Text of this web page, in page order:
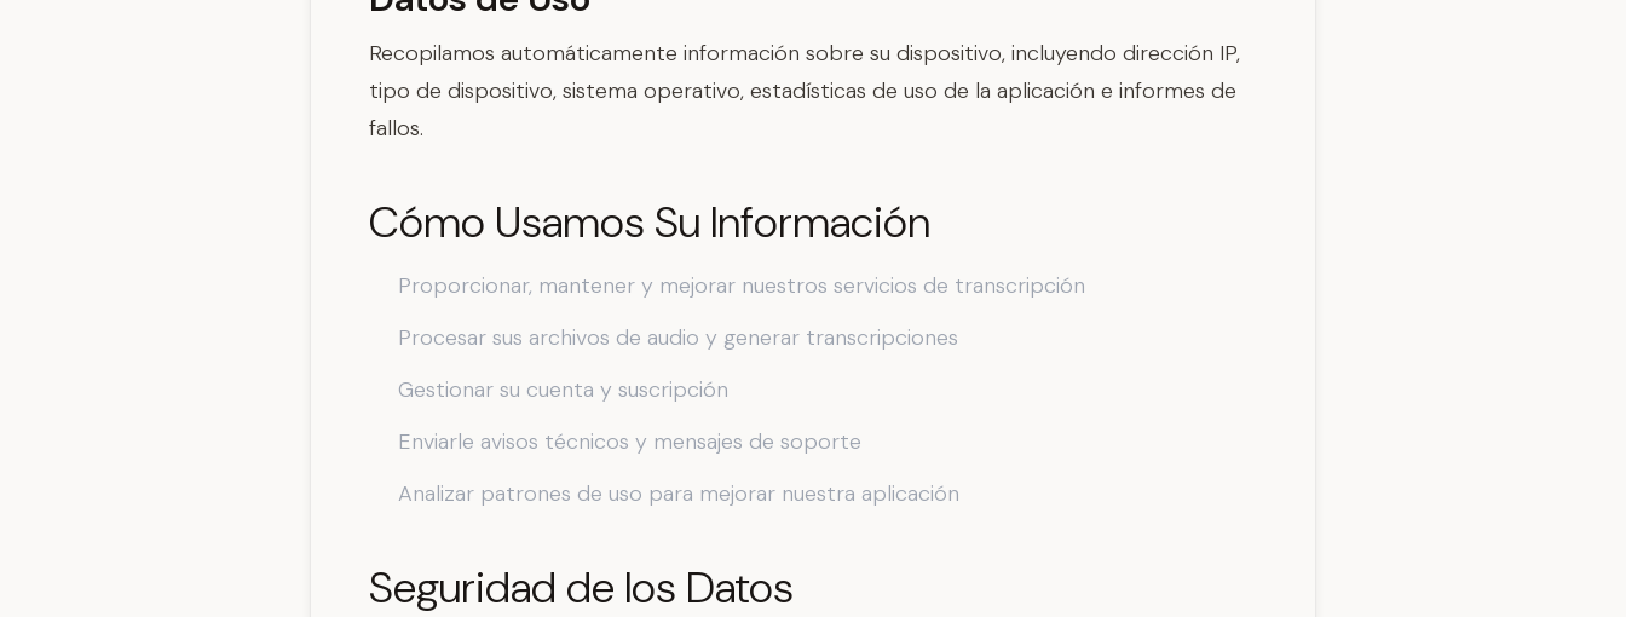
Recopilamos automáticamente información sobre su dispositivo, incluyendo dirección IP,
tipo de dispositivo, sistema operativo, estadísticas de uso de la aplicación e informes de
fallos.
Cómo Usamos Su Información
Proporcionar, mantener y mejorar nuestros servicios de transcripción
Procesar sus archivos de audio y generar transcripciones
Gestionar su cuenta y suscripción
Enviarle avisos técnicos y mensajes de soporte
Analizar patrones de uso para mejorar nuestra aplicación
Seguridad de los Datos